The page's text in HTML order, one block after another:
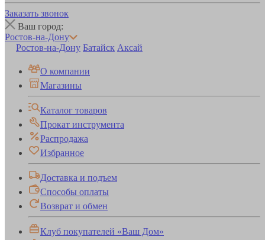
Заказать звонок
Ваш город:
Ростов-на-Дону
Ростов-на-Дону Батайск Аксай
О компании
Магазины
Каталог товаров
Прокат инструмента
Распродажа
Избранное
Доставка и подъем
Способы оплаты
Возврат и обмен
Клуб покупателей «Ваш Дом»